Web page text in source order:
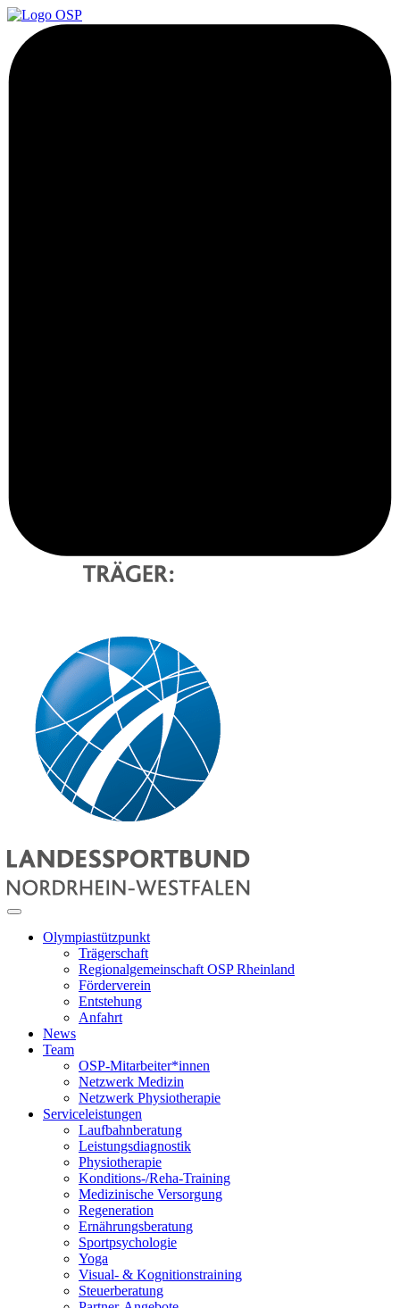
Olympiastützpunkt
Trägerschaft
Regionalgemeinschaft OSP Rheinland
Förderverein
Entstehung
Anfahrt
News
Team
OSP-Mitarbeiter*innen
Netzwerk Medizin
Netzwerk Physiotherapie
Serviceleistungen
Laufbahnberatung
Leistungsdiagnostik
Physiotherapie
Konditions-/Reha-Training
Medizinische Versorgung
Regeneration
Ernährungsberatung
Sportpsychologie
Yoga
Visual- & Kognitionstraining
Steuerberatung